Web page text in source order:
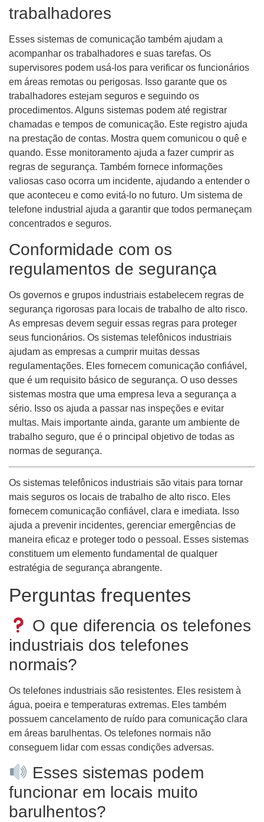
trabalhadores
Esses sistemas de comunicação também ajudam a
acompanhar os trabalhadores e suas tarefas. Os
supervisores podem usá-los para verificar os funcionários
em áreas remotas ou perigosas. Isso garante que os
trabalhadores estejam seguros e seguindo os
procedimentos. Alguns sistemas podem até registrar
chamadas e tempos de comunicação. Este registro ajuda
na prestação de contas. Mostra quem comunicou o quê e
quando. Esse monitoramento ajuda a fazer cumprir as
regras de segurança. Também fornece informações
valiosas caso ocorra um incidente, ajudando a entender o
que aconteceu e como evitá-lo no futuro. Um sistema de
telefone industrial ajuda a garantir que todos permaneçam
concentrados e seguros.
Conformidade com os
regulamentos de segurança
Os governos e grupos industriais estabelecem regras de
segurança rigorosas para locais de trabalho de alto risco.
As empresas devem seguir essas regras para proteger
seus funcionários. Os sistemas telefônicos industriais
ajudam as empresas a cumprir muitas dessas
regulamentações. Eles fornecem comunicação confiável,
que é um requisito básico de segurança. O uso desses
sistemas mostra que uma empresa leva a segurança a
sério. Isso os ajuda a passar nas inspeções e evitar
multas. Mais importante ainda, garante um ambiente de
trabalho seguro, que é o principal objetivo de todas as
normas de segurança.
Os sistemas telefônicos industriais são vitais para tornar
mais seguros os locais de trabalho de alto risco. Eles
fornecem comunicação confiável, clara e imediata. Isso
ajuda a prevenir incidentes, gerenciar emergências de
maneira eficaz e proteger todo o pessoal. Esses sistemas
constituem um elemento fundamental de qualquer
estratégia de segurança abrangente.
Perguntas frequentes
O que diferencia os telefones
industriais dos telefones
normais?
Os telefones industriais são resistentes. Eles resistem à
água, poeira e temperaturas extremas. Eles também
possuem cancelamento de ruído para comunicação clara
em áreas barulhentas. Os telefones normais não
conseguem lidar com essas condições adversas.
Esses sistemas podem
funcionar em locais muito
barulhentos?